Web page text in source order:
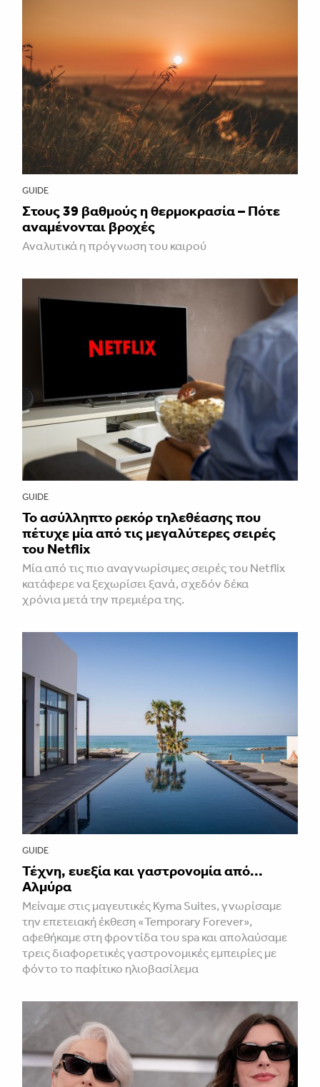
GUIDE
Στους 39 βαθμούς η θερμοκρασία – Πότε
αναμένονται βροχές
Αναλυτικά η πρόγνωση του καιρού
GUIDE
Το ασύλληπτο ρεκόρ τηλεθέασης που
πέτυχε μία από τις μεγαλύτερες σειρές
του Netflix
Μία από τις πιο αναγνωρίσιμες σειρές του Netflix
κατάφερε να ξεχωρίσει ξανά, σχεδόν δέκα
χρόνια μετά την πρεμιέρα της.
GUIDE
Τέχνη, ευεξία και γαστρονομία από...
Αλμύρα
Μείναμε στις μαγευτικές Kyma Suites, γνωρίσαμε
την επετειακή έκθεση «Temporary Forever»,
αφεθήκαμε στη φροντίδα του spa και απολαύσαμε
τρεις διαφορετικές γαστρονομικές εμπειρίες με
φόντο το παφίτικο ηλιοβασίλεμα